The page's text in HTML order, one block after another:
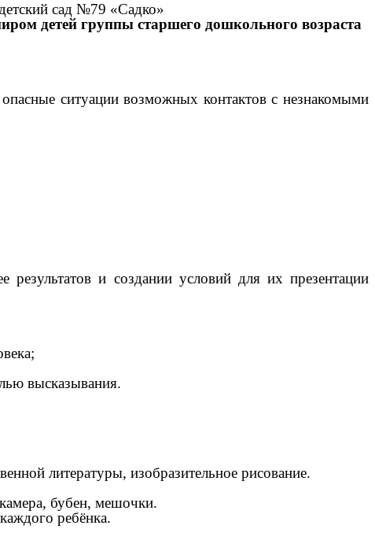
сад №79 «Садко»
детей группы старшего дошкольного возраста
ситуации возможных контактов с незнакомыми
результатов и создании условий для их презентации
высказывания.
литературы, изобразительное рисование.
бубен, мешочки.
ребёнка.